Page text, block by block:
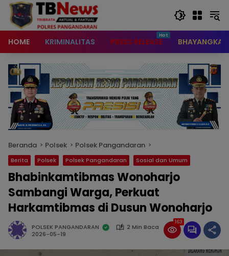
content
HOME KRIMINALITAS PRESS RELEASE BHAYANGKARI
Beranda Polsek Polsek Pangandaran
Berita Polsek Polsek Pangandaran Sosial dan Umum
Bhabinkamtibmas Wonoharjo
Sambangi Warga, Perkuat
Harkamtibmas di Dusun Wonoharjo
POLSEK PANGANDARAN
2 Min Baca
2026-05-19
163